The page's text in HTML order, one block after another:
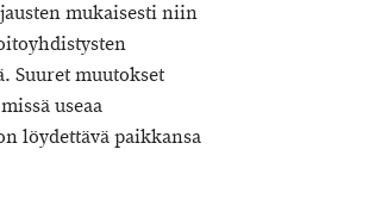
mukaisesti niin
Suuret muutokset
useaa
löydettävä paikkansa